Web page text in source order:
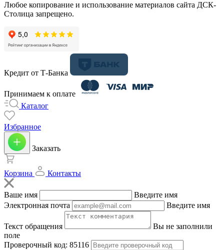
Любое копирование и использование материалов сайта ДСК-
Столица запрещено.
Кредит от Т-Банка
Принимаем к оплате
Каталог
Избранное
Заказать
Корзина Контакты
Ваше имя
Введите имя
Электронная почта
Введите имя
Текст обращения
Вы не заполнили
поле
Проверочный код: 85116